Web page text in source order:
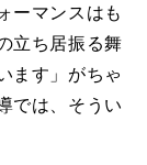
ーマンスはも
立ち居振る舞
ます」がちゃ
では、そうい